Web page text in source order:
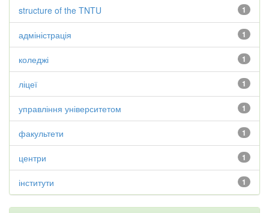
1
structure of the TNTU
1
адміністрація
1
коледжі
1
ліцеї
1
управління університетом
1
факультети
1
центри
1
інститути